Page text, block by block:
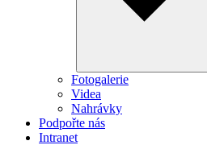
Fotogalerie
Videa
Nahrávky
Podpořte nás
Intranet